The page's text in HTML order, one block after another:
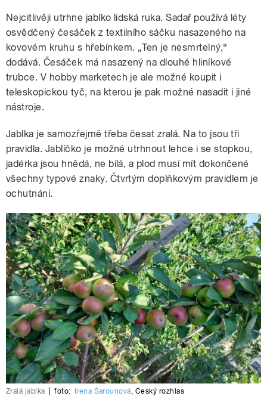
Nejcitlivěji utrhne jablko lidská ruka. Sadař používá léty
osvědčený česáček z textilního sáčku nasazeného na
kovovém kruhu s hřebínkem. „Ten je nesmrtelný,“
dodává. Česáček má nasazený na dlouhé hliníkové
trubce. V hobby marketech je ale možné koupit i
teleskopickou tyč, na kterou je pak možné nasadit i jiné
nástroje.
Jablka je samozřejmě třeba česat zralá. Na to jsou tři
pravidla. Jablíčko je možné utrhnout lehce i se stopkou,
jadérka jsou hnědá, ne bílá, a plod musí mít dokončené
všechny typové znaky. Čtvrtým doplňkovým pravidlem je
ochutnání.
Zralá jablka foto: Irena Šarounová Český rozhlas